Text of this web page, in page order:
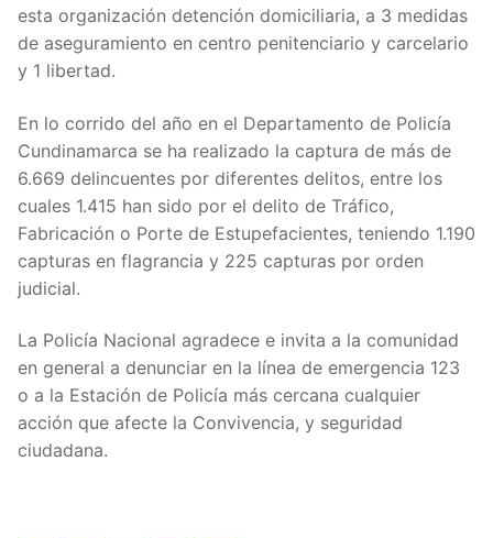
esta organización detención domiciliaria, a 3 medidas
de aseguramiento en centro penitenciario y carcelario
y 1 libertad.
En lo corrido del año en el Departamento de Policía
Cundinamarca se ha realizado la captura de más de
6.669 delincuentes por diferentes delitos, entre los
cuales 1.415 han sido por el delito de Tráfico,
Fabricación o Porte de Estupefacientes, teniendo 1.190
capturas en flagrancia y 225 capturas por orden
judicial.
La Policía Nacional agradece e invita a la comunidad
en general a denunciar en la línea de emergencia 123
o a la Estación de Policía más cercana cualquier
acción que afecte la Convivencia, y seguridad
ciudadana.